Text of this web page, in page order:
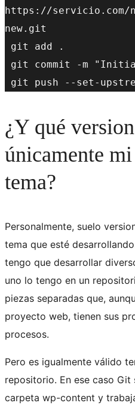
https://
new.git
git add .
git commit -m
git push --set-
¿Y qué
únicamente
tema?
Personalmente, suelo
tema que esté
tengo que desarrollar
uno lo tengo en un
piezas separadas que,
proyecto web, tienen sus
procesos.
Pero es igualmente válido
repositorio. En ese caso Git
carpeta wp-content y